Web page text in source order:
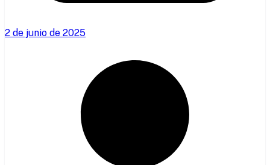
2 de junio de 2025